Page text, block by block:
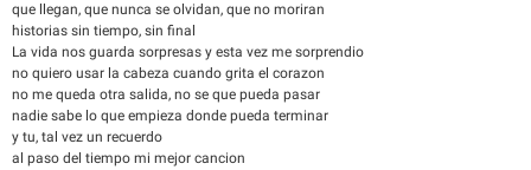
que llegan, que nunca se olvidan, que no moriran
historias sin tiempo, sin final
La vida nos guarda sorpresas y esta vez me sorprendio
no quiero usar la cabeza cuando grita el corazon
no me queda otra salida, no se que pueda pasar
nadie sabe lo que empieza donde pueda terminar
y tu, tal vez un recuerdo
al paso del tiempo mi mejor cancion